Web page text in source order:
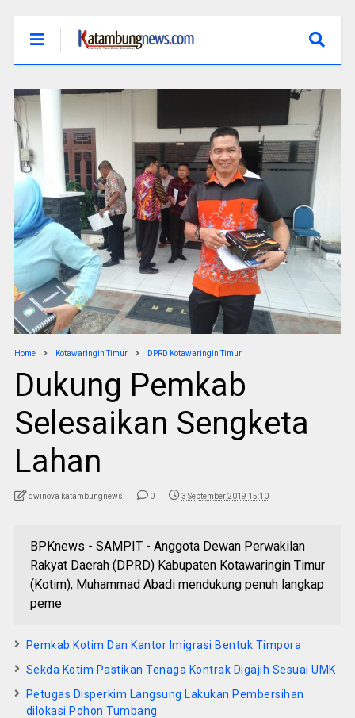
Home Kotawaringin Timur DPRD Kotawaringin Timur
Dukung Pemkab
Selesaikan Sengketa
Lahan
dwinova katambungnews 0 3 September 2019 15:10
BPKnews - SAMPIT - Anggota Dewan Perwakilan
Rakyat Daerah (DPRD) Kabupaten Kotawaringin Timur
(Kotim), Muhammad Abadi mendukung penuh langkap
peme
Pemkab Kotim Dan Kantor Imigrasi Bentuk Timpora
Sekda Kotim Pastikan Tenaga Kontrak Digajih Sesuai UMK
Petugas Disperkim Langsung Lakukan Pembersihan
dilokasi Pohon Tumbang